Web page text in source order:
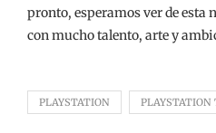
pronto, esperamos ver de esta
con mucho talento, arte y
PLAYSTATION PLAYSTATION